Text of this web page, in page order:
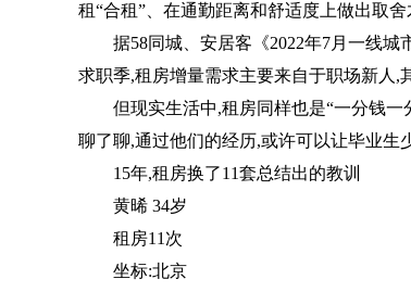
租“合租”、在通勤距离和舒适度上做出取舍
据58同城、安居客《2022年7月一线
求职季,租房增量需求主要来自于职场新人,
但现实生活中,租房同样也是“一分钱
聊了聊,通过他们的经历,或许可以让毕业生
15年,租房换了11套总结出的教训
黄晞 34岁
租房11次
坐标:北京